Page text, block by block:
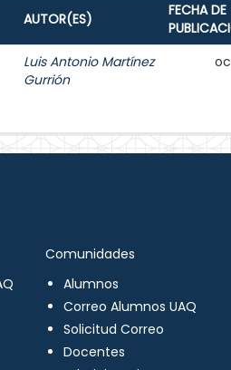
AUTOR(ES)
FECHA DE
Luis Antonio Martínez
Gurrión
Comunidades
Alumnos
Correo Alumnos UAQ
Solicitud Correo
Docentes